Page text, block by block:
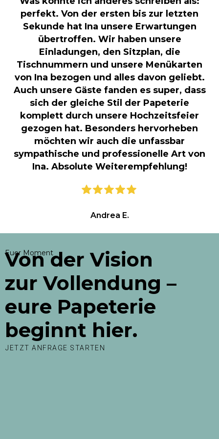
perfekt. Von der ersten bis zur letzten
Sekunde hat Ina unsere Erwartungen
übertroffen. Wir haben unsere
Einladungen, den Sitzplan, die
Tischnummern und unsere Menükarten
von Ina bezogen und alles davon geliebt.
Auch unsere Gäste fanden es super, dass
sich der gleiche Stil der Papeterie
komplett durch unsere Hochzeitsfeier
gezogen hat. Besonders hervorheben
möchten wir auch die unfassbar
sympathische und professionelle Art von
Ina. Absolute Weiterempfehlung!
Andrea E.
Euer Moment
Von der Vision
zur Vollendung –
eure Papeterie
beginnt hier.
JETZT ANFRAGE STARTEN